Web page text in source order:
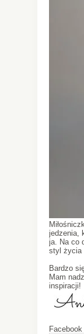
jedzenia,
ja. Na co
styl życia
Bardzo
Mam
inspiracji!
Facebook